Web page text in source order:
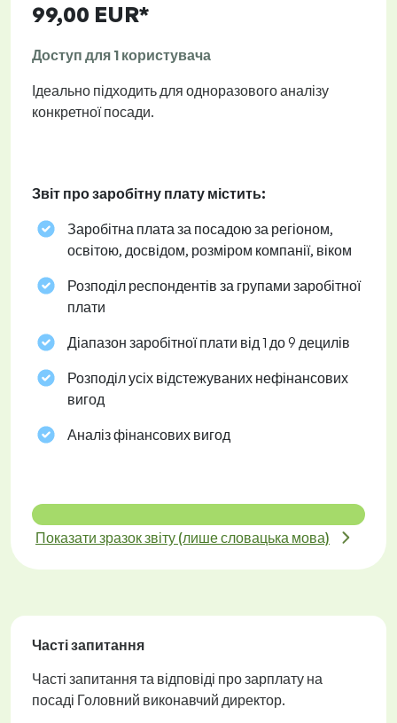
99,00 EUR*
Доступ для 1 користувача
Ідеально підходить для одноразового аналізу
конкретної посади.
Звіт про заробітну плату містить:
Заробітна плата за посадою за регіоном,
освітою, досвідом, розміром компанії, віком
Розподіл респондентів за групами заробітної
плати
Діапазон заробітної плати від 1 до 9 децилів
Розподіл усіх відстежуваних нефінансових
вигод
Аналіз фінансових вигод
Показати зразок звіту (лише словацька мова)
Часті запитання
Часті запитання та відповіді про зарплату на
посаді Головний виконавчий директор.